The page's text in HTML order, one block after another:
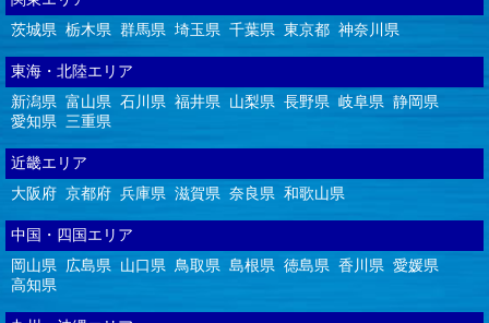
茨城県 栃木県 群馬県 埼玉県 千葉県 東京都 神奈川県
東海・北陸エリア
新潟県 富山県 石川県 福井県 山梨県 長野県 岐阜県 静岡県
愛知県 三重県
近畿エリア
大阪府 京都府 兵庫県 滋賀県 奈良県 和歌山県
中国・四国エリア
岡山県 広島県 山口県 鳥取県 島根県 徳島県 香川県 愛媛県
高知県